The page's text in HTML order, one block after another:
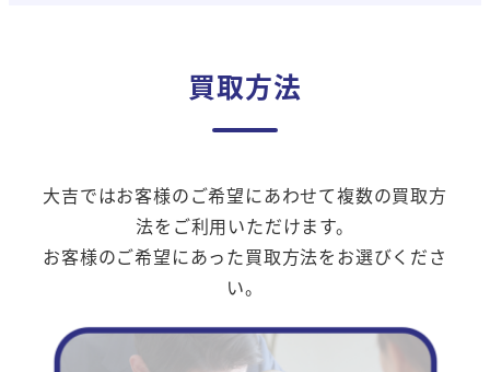
買取方法
大吉ではお客様のご希望にあわせて複数の買取方
法をご利用いただけます。
お客様のご希望にあった買取方法をお選びくださ
い。